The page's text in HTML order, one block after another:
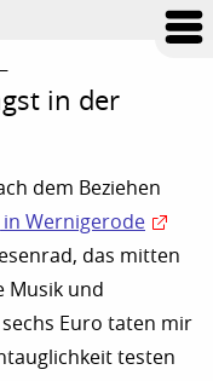
in der
dem Beziehen
Wernigerode
das mitten
Musik und
Euro taten mir
testen